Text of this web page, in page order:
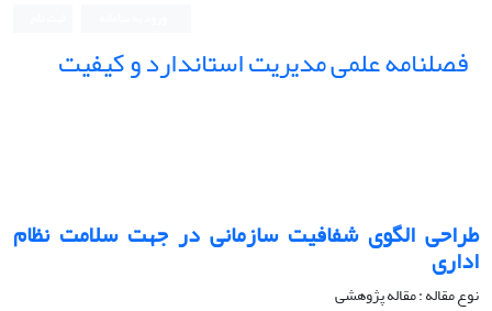
فصلنامه علمی مدیریت استاندارد و کیفیت
طراحی الگوی شفافیت سازمانی در جهت سلامت نظام
اداری
نوع مقاله : مقاله پژوهشی